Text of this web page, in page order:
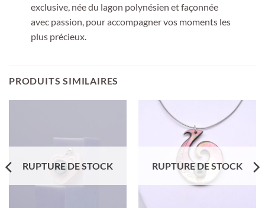
exclusive, née du lagon polynésien et façonnée
avec passion, pour accompagner vos moments les
plus précieux.
PRODUITS SIMILAIRES
RUPTURE DE STOCK RUPTURE DE STOCK